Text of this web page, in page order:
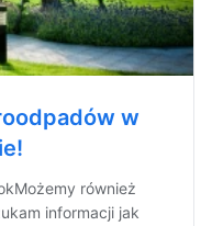
w
również
informacji jak